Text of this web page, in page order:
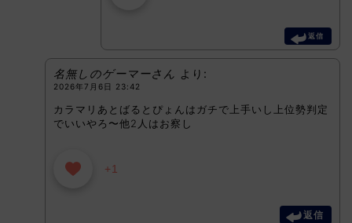
返信
名無しのゲーマーさん より:
2026年7月6日 23:42
カラマリあとばるとぴょんはガチで上手いし上位勢判定
でいいやろ〜他2人はお察し
+1
返信